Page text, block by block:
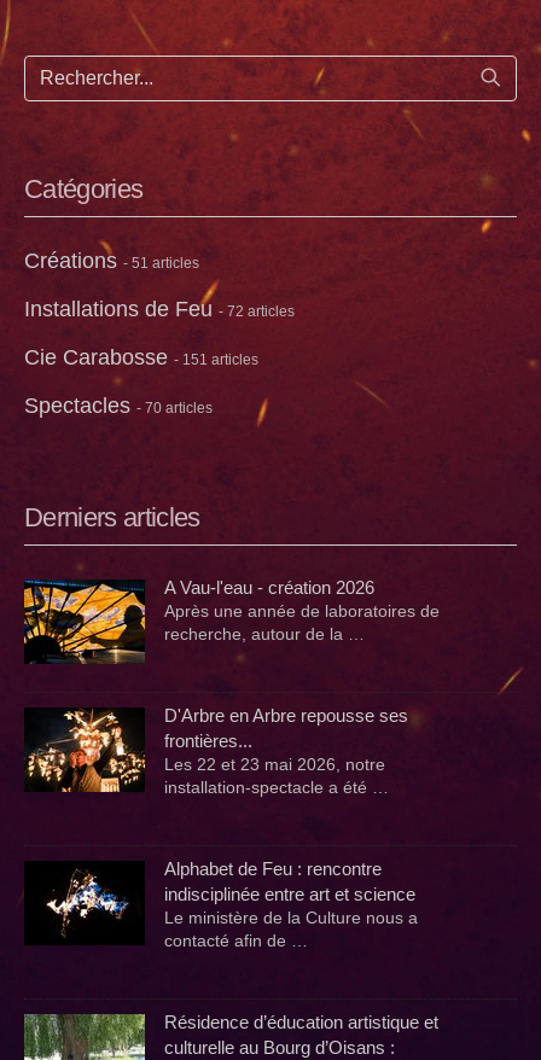
Catégories
Créations - 51 articles
Installations de Feu - 72 articles
Cie Carabosse - 151 articles
Spectacles - 70 articles
Derniers articles
A Vau-l'eau - création 2026
Après une année de laboratoires de
recherche, autour de la …
D'Arbre en Arbre repousse ses
frontières...
Les 22 et 23 mai 2026, notre
installation-spectacle a été …
Alphabet de Feu : rencontre
indisciplinée entre art et science
Le ministère de la Culture nous a
contacté afin de …
Résidence d’éducation artistique et
culturelle au Bourg d’Oisans :